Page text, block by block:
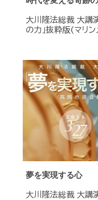
大川隆法総裁 大講
の力」抜粋版(マリン
夢を実現する心
大川隆法総裁 大講